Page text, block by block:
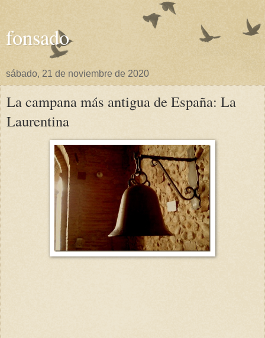
fonsado
sábado, 21 de noviembre de 2020
La campana más antigua de España: La
Laurentina